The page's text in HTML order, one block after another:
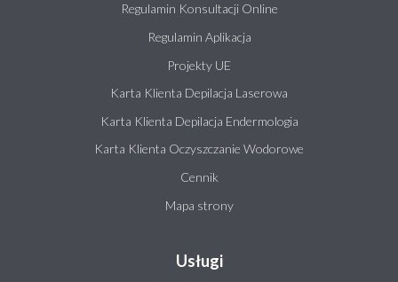
Regulamin Konsultacji Online
Regulamin Aplikacja
Projekty UE
Karta Klienta Depilacja Laserowa
Karta Klienta Depilacja Endermologia
Karta Klienta Oczyszczanie Wodorowe
Cennik
Mapa strony
Usługi